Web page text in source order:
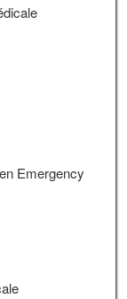
Emergency